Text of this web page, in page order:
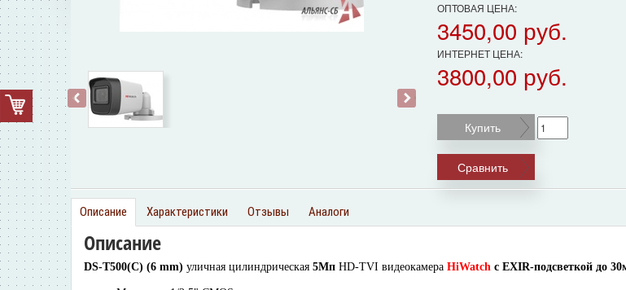
‹ ›
ОПТОВАЯ ЦЕНА:
3450,00 руб.
ИНТЕРНЕТ ЦЕНА:
3800,00 руб.
Купить
Сравнить
Описание Характеристики Отзывы Аналоги
Описание
DS-T500(С) (6 mm) уличная цилиндрическая 5Мп HD-TVI видеокамера HiWatch с EXIR-подсветкой до